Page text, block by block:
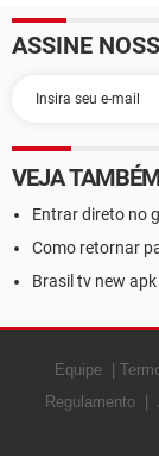
ASSINE
VEJA
Entrar direto no
Como retornar
Brasil tv new
Equipe
Regulamento